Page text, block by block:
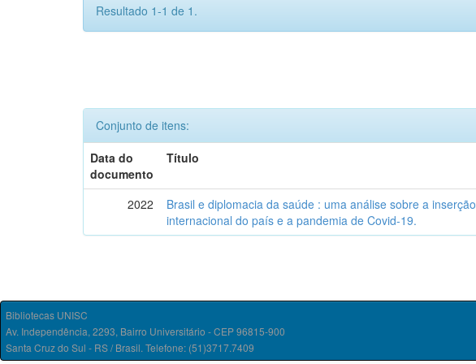
Resultado 1-1 de 1.
Conjunto de itens:
Data do
documento
Título
2022
Brasil e diplomacia da saúde : uma análise sobre a inserção
internacional do país e a pandemia de Covid-19.
Bibliotecas UNISC
Av. Independência, 2293, Bairro Universitário - CEP 96815-900
Santa Cruz do Sul - RS / Brasil. Telefone: (51)3717.7409